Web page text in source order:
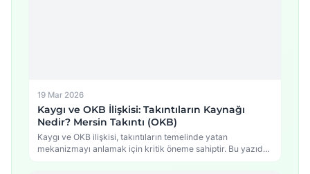
19 Mar 2026
Kaygı ve OKB İlişkisi: Takıntıların Kaynağı
Nedir? Mersin Takıntı (OKB)
Kaygı ve OKB ilişkisi, takıntıların temelinde yatan
mekanizmayı anlamak için kritik öneme sahiptir. Bu yazıda,